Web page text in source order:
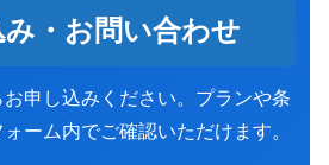
・お問い合わせ
申し込みください。プランや条
ーム内でご確認いただけます。